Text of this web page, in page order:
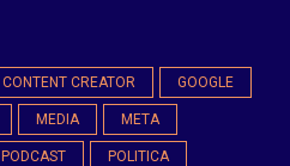
CONTENT CREATOR GOOGLE
MEDIA META
PODCAST POLITICA